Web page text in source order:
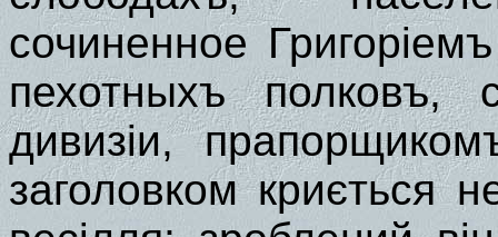
сочиненное
пехотныхъ полковъ,
дивизіи,
заголовком криється